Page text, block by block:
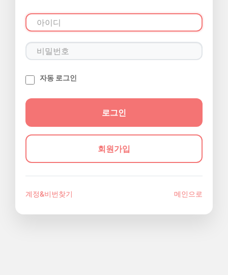
자동 로그인
회원가입
계정&비번찾기 메인으로